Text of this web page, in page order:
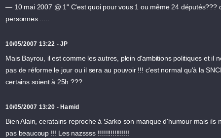
— 10 mai 2007 @ 1" C'est quoi pour vous 1 ou même 24 députés???
personnes .....
10/05/2007 13:22 - JP
Mais Bayrou, il est comme les autres, plein d'ambitions politiques et il
pas de réforme le jour ou il sera au pouvoir !!! c'est normal qu'à la
certains soient à 25h ???
10/05/2007 13:20 - Hamid
Bien Alain, ceratains reproche à Sarko son manque d'humour mais ils
pas beaucoup !!! Les nazssss !!!!!!!!!!!!!!!!!